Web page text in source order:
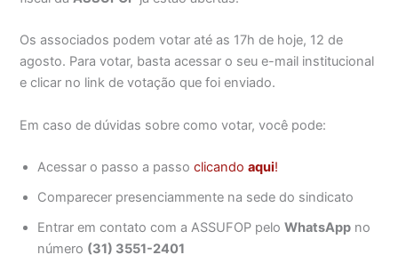
Os associados podem votar até as 17h de hoje, 12 de
agosto. Para votar, basta acessar o seu e-mail institucional
e clicar no link de votação que foi enviado.
Em caso de dúvidas sobre como votar, você pode:
Acessar o passo a passoclicandoaqui!
Comparecer presenciammente na sede do sindicato
Entrar em contato com a ASSUFOP peloWhatsApp no
número (31) 3551-2401